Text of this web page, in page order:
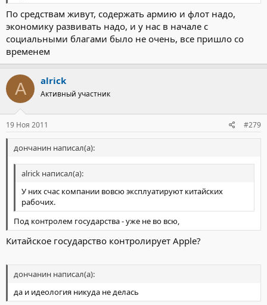
По средствам живут, содержать армию и флот надо,
экономику развивать надо, и у нас в начале с
социальными благами было не очень, все пришло со
временем
A alrick
Активный участник
19 Ноя 2011 #279
дончанин написал(а):
alrick написал(а):
У них счас компании вовсю эксплуатируют китайских
рабочих.
Под контролем государства - уже не во всю,
Китайское государство контролирует Apple?
дончанин написал(а):
да и идеология никуда не делась